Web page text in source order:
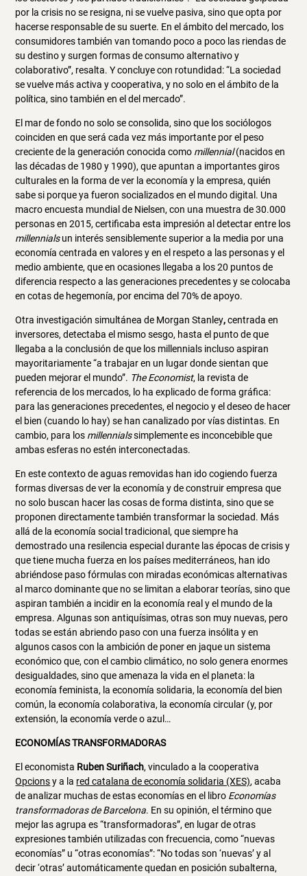
por la crisis no se resigna, ni se vuelve pasiva, sino que opta por
hacerse responsable de su suerte. En el ámbito del mercado, los
consumidores también van tomando poco a poco las riendas de
su destino y surgen formas de consumo alternativo y
colaborativo”, resalta. Y concluye con rotundidad: “La sociedad
se vuelve más activa y cooperativa, y no solo en el ámbito de la
política, sino también en el del mercado”.
El mar de fondo no solo se consolida, sino que los sociólogos
coinciden en que será cada vez más importante por el peso
creciente de la generación conocida como millennial(nacidos en
las décadas de 1980 y 1990), que apuntan a importantes giros
culturales en la forma de ver la economía y la empresa, quién
sabe si porque ya fueron socializados en el mundo digital. Una
macro encuesta mundial de Nielsen, con una muestra de 30.000
personas en 2015, certificaba esta impresión al detectar entre los
millennialsun interés sensiblemente superior a la media por una
economía centrada en valores y en el respeto a las personas y el
medio ambiente, que en ocasiones llegaba a los 20 puntos de
diferencia respecto a las generaciones precedentes y se colocaba
en cotas de hegemonía, por encima del 70% de apoyo.
Otra investigación simultánea de Morgan Stanley,centrada en
inversores, detectaba el mismo sesgo, hasta el punto de que
llegaba a la conclusión de que los millennials incluso aspiran
mayoritariamente “a trabajar en un lugar donde sientan que
pueden mejorar el mundo”. The Economist, la revista de
referencia de los mercados, lo ha explicado de forma gráfica:
para las generaciones precedentes, el negocio y el deseo de hacer
el bien (cuando lo hay) se han canalizado por vías distintas. En
cambio, para los millennialssimplemente es inconcebible que
ambas esferas no estén interconectadas.
En este contexto de aguas removidas han ido cogiendo fuerza
formas diversas de ver la economía y de construir empresa que
no solo buscan hacer las cosas de forma distinta, sino que se
proponen directamente también transformar la sociedad. Más
allá de la economía social tradicional, que siempre ha
demostrado una resilencia especial durante las épocas de crisis y
que tiene mucha fuerza en los países mediterráneos, han ido
abriéndose paso fórmulas con miradas económicas alternativas
al marco dominante que no se limitan a elaborar teorías, sino que
aspiran también a incidir en la economía real y el mundo de la
empresa. Algunas son antiquísimas, otras son muy nuevas, pero
todas se están abriendo paso con una fuerza insólita y en
algunos casos con la ambición de poner en jaque un sistema
económico que, con el cambio climático, no solo genera enormes
desigualdades, sino que amenaza la vida en el planeta: la
economía feminista, la economía solidaria, la economía del bien
común, la economía colaborativa, la economía circular (y, por
extensión, la economía verde o azul…
ECONOMÍAS TRANSFORMADORAS
El economista Ruben Suriñach, vinculado a la cooperativa
Opcionsy a la red catalana de economía solidaria (XES), acaba
de analizar muchas de estas economías en el libro Economías
transformadoras de Barcelona. En su opinión, el término que
mejor las agrupa es “transformadoras”, en lugar de otras
expresiones también utilizadas con frecuencia, como “nuevas
economías” u “otras economías”: “No todas son ‘nuevas’ y al
decir ‘otras’ automáticamente quedan en posición subalterna,